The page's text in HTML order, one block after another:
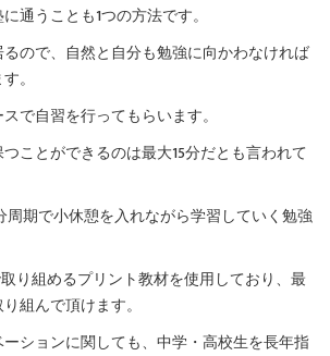
通うことも1つの方法です。
ので、自然と自分も勉強に向かわなければ
。
で自習を行ってもらいます。
ことができるのは最大15分だとも言われて
周期で小休憩を入れながら学習していく勉強
取り組めるプリント教材を使用しており、最
組んで頂けます。
ションに関しても、中学・高校生を長年指